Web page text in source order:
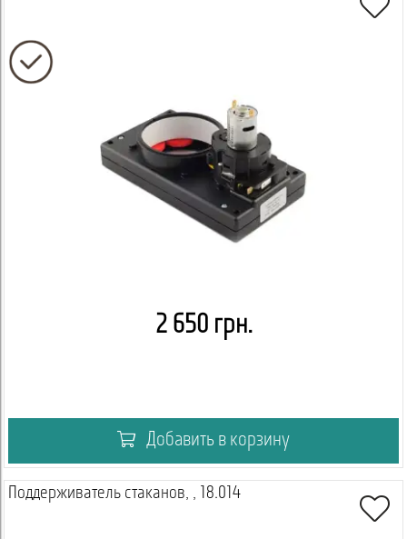
2 650 грн.
Добавить в корзину
Поддерживатель стаканов, , 18.014